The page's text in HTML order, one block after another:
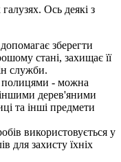
Ось деякі з
зберегти
стані, захищає її
служби.
полицями - можна
дерев'яними
та інші предмети
використовується у
для захисту їхніх